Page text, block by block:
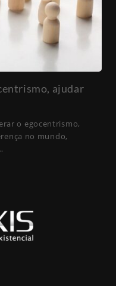
ajudar
o egocentrismo,
no mundo,